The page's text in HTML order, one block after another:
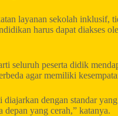
layanan sekolah inklusif,
harus dapat diakses
seluruh peserta didik
agar memiliki
dengan standar
yang cerah,” katanya.